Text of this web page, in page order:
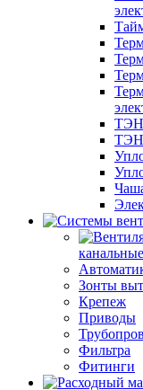
канальные
Зонты
Крепеж
Приводы
Фильтра
Фитинги